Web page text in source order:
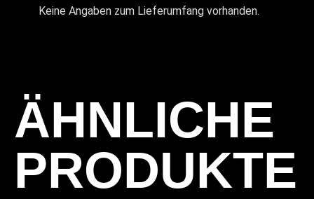
Keine Angaben zum Lieferumfang vorhanden.
ÄHNLICHE
PRODUKTE